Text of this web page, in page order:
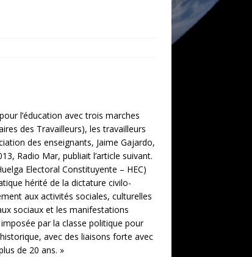
l’éducation avec trois marches
des Travailleurs), les travailleurs
des enseignants, Jaime Gajardo,
Radio Mar, publiait l’article suivant.
Electoral Constituyente – HEC)
hérité de la dictature civilo-
aux activités sociales, culturelles
sociaux et les manifestations
par la classe politique pour
avec des liaisons forte avec
de 20 ans. »